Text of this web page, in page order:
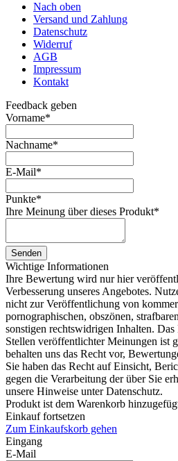
Nach oben
Versand und Zahlung
Datenschutz
Widerruf
AGB
Impressum
Kontakt
Feedback geben
Vorname*
Nachname*
E-Mail*
Punkte*
Ihre Meinung über dieses Produkt*
Senden
Wichtige Informationen
Ihre Bewertung wird nur hier
Verbesserung unseres Angebotes.
nicht zur Veröffentlichung von
pornographischen, obszönen,
sonstigen rechtswidrigen Inhalten.
Stellen veröffentlichter Meinungen ist
behalten uns das Recht vor,
Sie haben das Recht auf Einsicht,
gegen die Verarbeitung der über Sie
unsere Hinweise unter Datenschutz.
Produkt ist dem Warenkorb
Einkauf fortsetzen
Zum Einkaufskorb gehen
Eingang
E-Mail